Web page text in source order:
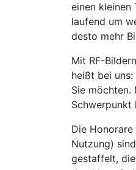
einen kleinen
laufend um
desto mehr
Mit RF-
heißt bei
Sie möchten.
Schwerpunkt
Die
Nutzung)
gestaffelt,